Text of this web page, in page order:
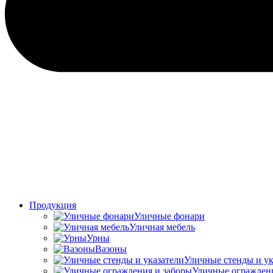
Продукция
Уличные фонари
Уличная мебель
Урны
Вазоны
Уличные стенды и
Уличные